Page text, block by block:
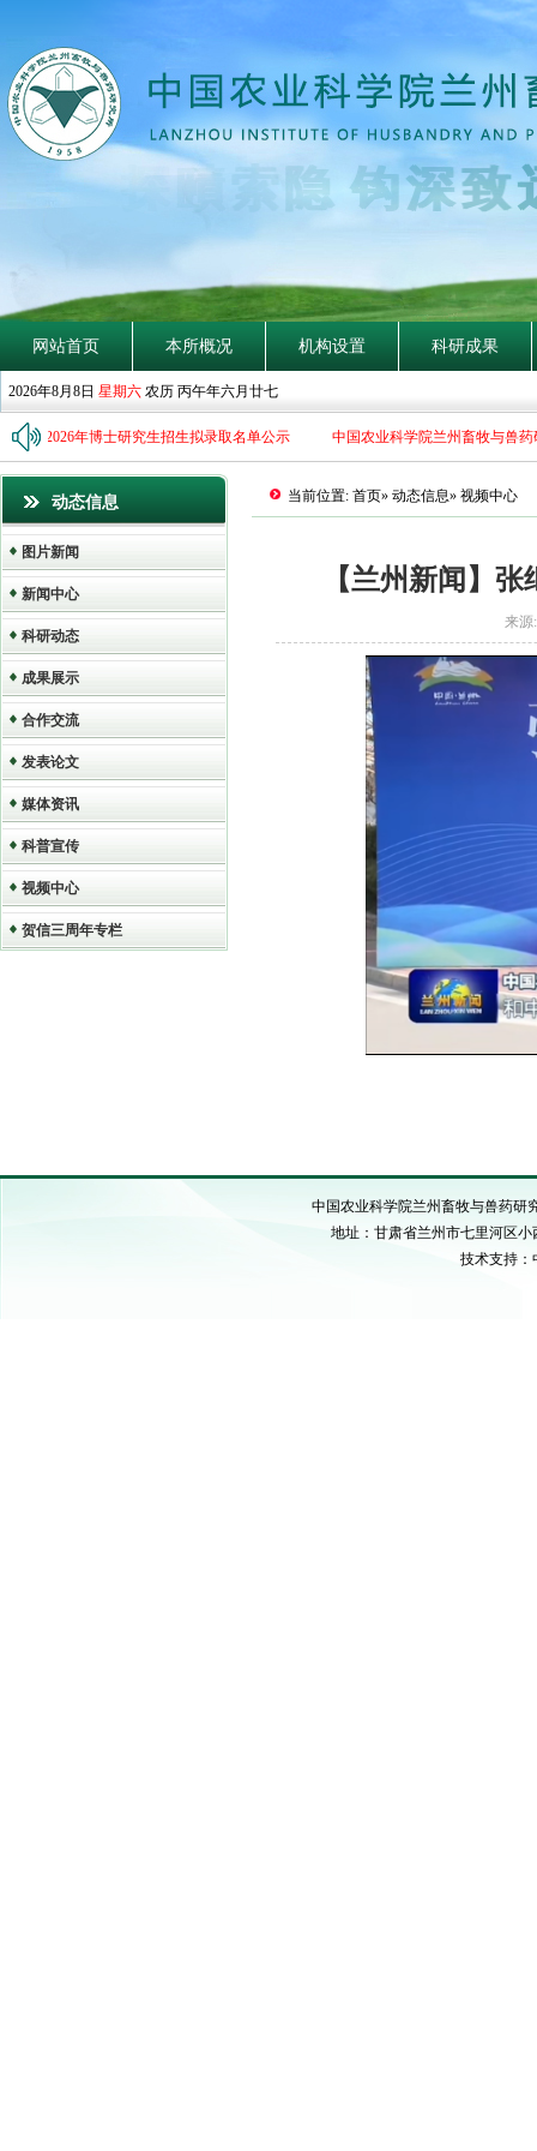
隐 钩深致
网站首页 本所概况 机构设置 科研成果
2026年8月8日 星期六 农历 丙午年六月廿七
所2026年博士研究生招生拟录取名单公示 中国农业科学院兰州畜牧与兽药
动态信息
图片新闻
新闻中心
科研动态
成果展示
合作交流
发表论文
媒体资讯
科普宣传
视频中心
贺信三周年专栏
当前位置: 首页» 动态信息» 视频中心
【兰州新闻】
来源
中国农业科学院兰州畜牧与兽药研
地址：甘肃省兰州市七里河区小
技术支持